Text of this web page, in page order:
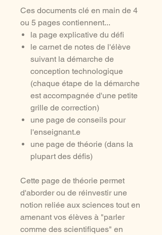
Ces documents clé en main de 4
ou 5 pages contiennent...
la page explicative du défi
le carnet de notes de l'élève
suivant la démarche de
conception technologique
(chaque étape de la démarche
est accompagnée d'une petite
grille de correction)
une page de conseils pour
l'enseignant.e
une page de théorie (dans la
plupart des défis)
Cette page de théorie permet
d'aborder ou de réinvestir une
notion reliée aux sciences tout en
amenant vos élèves à "parler
comme des scientifiques" en